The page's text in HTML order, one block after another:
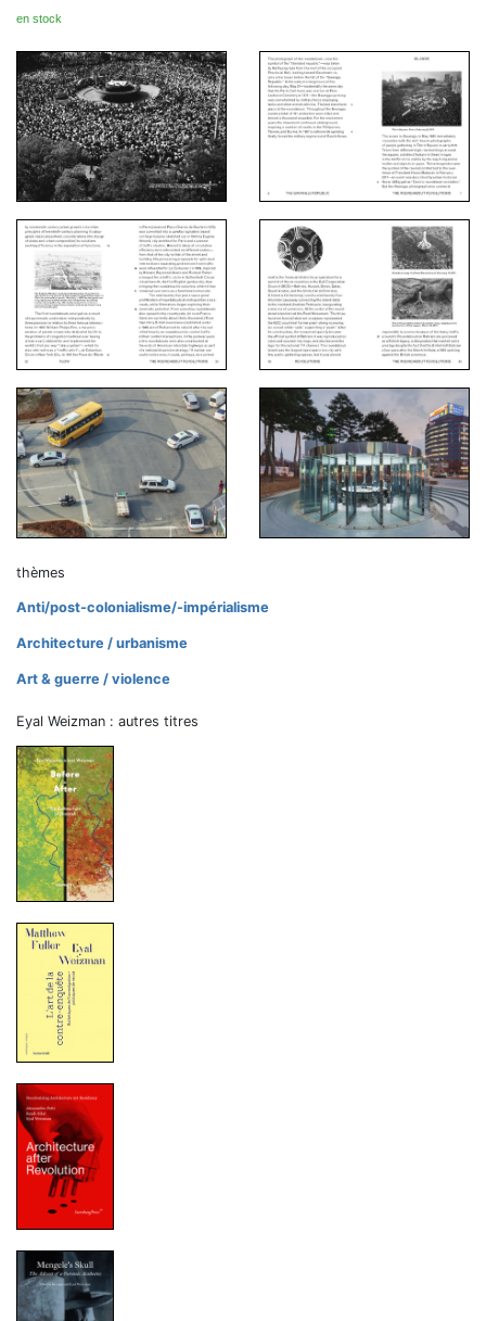
en stock
thèmes
Anti/post-colonialisme/-impérialisme
Architecture / urbanisme
Art & guerre / violence
Eyal Weizman : autres titres